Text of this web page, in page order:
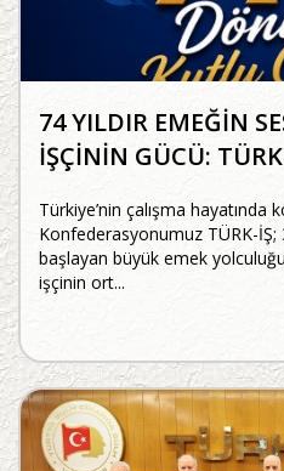
74 YILDIR EMEĞİN
İŞÇİNİN GÜCÜ:
Türkiye’nin çalışma hayatında
Konfederasyonumuz TÜRK-İŞ;
başlayan büyük emek
işçinin ort...